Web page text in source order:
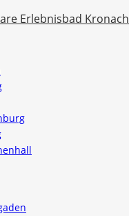
Erlebnisbad Kronach